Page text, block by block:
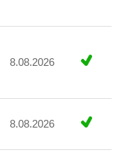
8.08.2026
8.08.2026